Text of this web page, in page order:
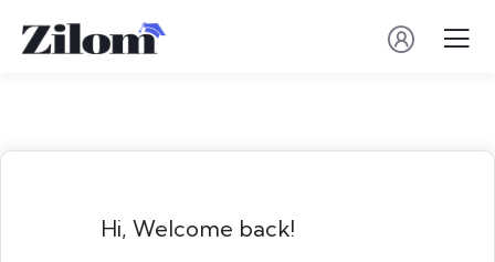
Hi, Welcome back!